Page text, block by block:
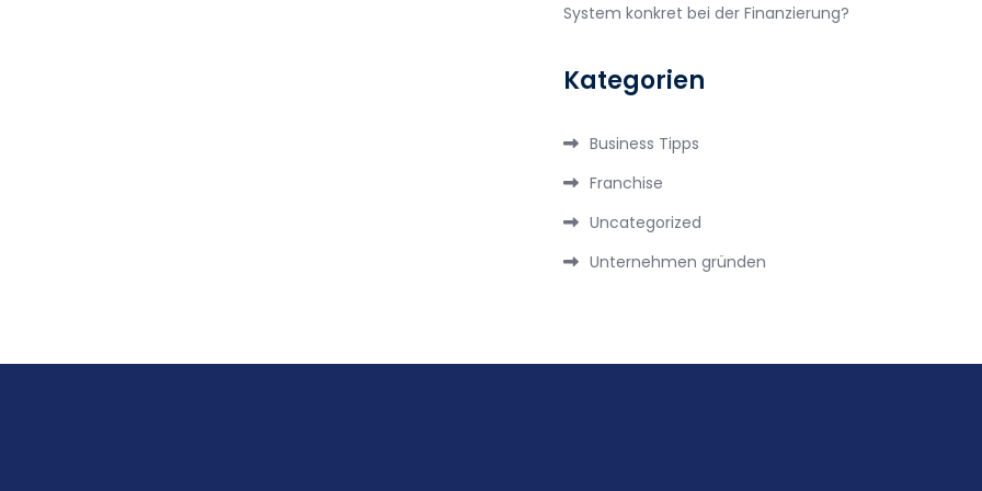
System konkret bei der Finanzierung?
Kategorien
Business Tipps
Franchise
Uncategorized
Unternehmen gründen